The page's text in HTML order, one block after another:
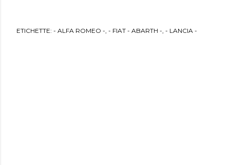
ETICHETTE: - ALFA ROMEO - - FIAT - ABARTH - - LANCIA -